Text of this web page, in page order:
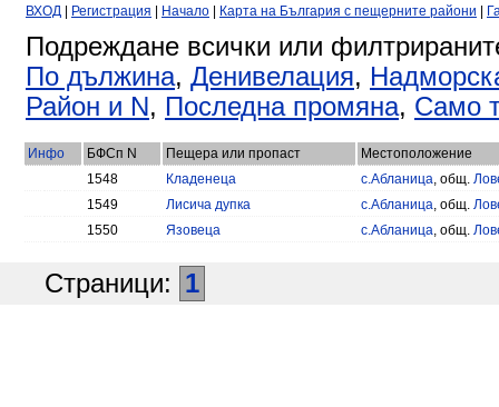
ВХОД Регистрация Начало Карта на България с пещерните райони
Подреждане всички или
По дължина, Денивелация,
Район и N, Последна промяна, Само
Инфо БФСп N Пещера или пропаст
Местоположение
1548
Кладенеца с.Абланица, общ.
1549
Лисича дупка с.Абланица, общ.
1550
Язовеца с.Абланица, общ.
Страници: 1